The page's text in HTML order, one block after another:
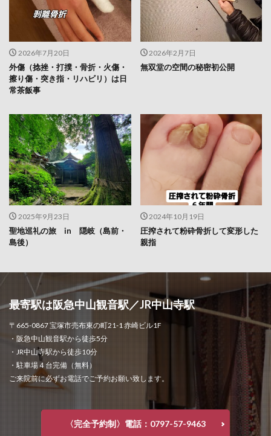
2026年7月20日
外傷（捻挫・打撲・骨折・火傷・
擦り傷・突き指・リハビリ）は日
常茶飯事
2026年2月7日
無双堂の空間の秘密初公開
2025年9月23日
聖地巡礼の旅 in 隠岐（島前・
島後）
2024年10月19日
圧搾されて粉砕骨折して変形した
親指
最寄駅は阪急中山観音駅／JR中山寺駅
〒665-0867 宝塚市売布東の町21-1 赤崎ビル1F
・阪急中山観音駅から徒歩5分
・JR中山寺駅から徒歩10分
・駐車場４台完備（無料）
ご来院前に必ずお電話でご予約お願い致します。
〈完全予約制〉電話：0797-57-9463